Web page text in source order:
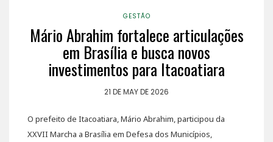
GESTÃO
Mário Abrahim fortalece articulações
em Brasília e busca novos
investimentos para Itacoatiara
21 DE MAY DE 2026
O prefeito de Itacoatiara, Mário Abrahim, participou da
XXVII Marcha a Brasília em Defesa dos Municípios,